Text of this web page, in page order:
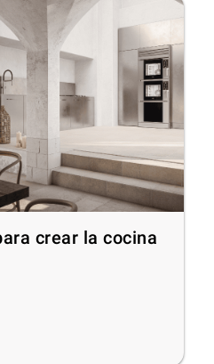
crear la cocina